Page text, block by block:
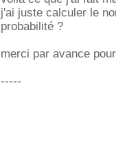
j'ai juste calculer le
probabilité ?
merci par avance
-----